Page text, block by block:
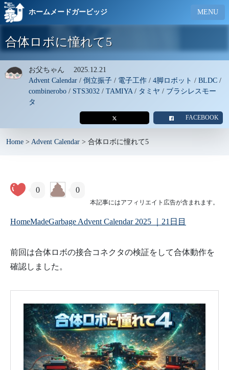
ホームメードガービッジ MENU
合体ロボに憧れて5
お父ちゃん 2025.12.21
Advent Calendar / 倒立振子 / 電子工作 / 4脚ロボット / BLDC /
combinerobo / STS3032 / TAMIYA/ タミヤ / ブラシレスモー
タ
FACEBOOK
Home > Advent Calendar > 合体ロボに憧れて5
本記事にはアフィリエイト広告が含まれます。
0 0
HomeMadeGarbage Advent Calendar 2025 ｜21日目
前回は合体ロボの接合コネクタの検証をして合体動作を
確認しました。